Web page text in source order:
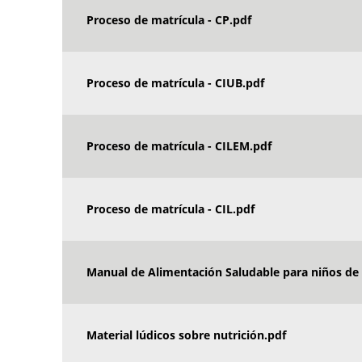
Proceso de matrícula - CP.pdf
Proceso de matrícula - CIUB.pdf
Proceso de matrícula - CILEM.pdf
Proceso de matrícula - CIL.pdf
Manual de Alimentación Saludable para niños de
Material lúdicos sobre nutrición.pdf